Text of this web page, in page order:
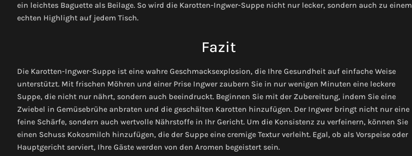
ein leichtes Baguette als Beilage. So wird die Karotten-Ingwer-Suppe nicht nur lecker, sondern auch zu einem
echten Highlight auf jedem Tisch.
Fazit
Die Karotten-Ingwer-Suppe ist eine wahre Geschmacksexplosion, die Ihre Gesundheit auf einfache Weise
unterstützt. Mit frischen Möhren und einer Prise Ingwer zaubern Sie in nur wenigen Minuten eine leckere
Suppe, die nicht nur nährt, sondern auch beeindruckt. Beginnen Sie mit der Zubereitung, indem Sie eine
Zwiebel in Gemüsebrühe anbraten und die geschälten Karotten hinzufügen. Der Ingwer bringt nicht nur eine
feine Schärfe, sondern auch wertvolle Nährstoffe in Ihr Gericht. Um die Konsistenz zu verfeinern, können Sie
einen Schuss Kokosmilch hinzufügen, die der Suppe eine cremige Textur verleiht. Egal, ob als Vorspeise oder
Hauptgericht serviert, Ihre Gäste werden von den Aromen begeistert sein.